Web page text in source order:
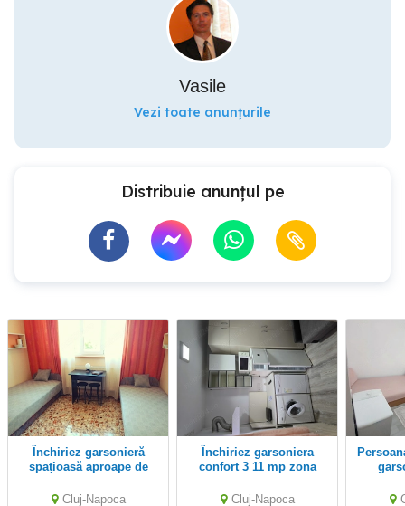
Vasile
Vezi toate anunțurile
Distribuie anunțul pe
Închiriez garsonieră
spațioasă aproape de
Cluj-Napoca
Închiriez garsoniera
confort 3 11 mp zona
Mall
Cluj-Napoca
Persoana fizica inchiriez